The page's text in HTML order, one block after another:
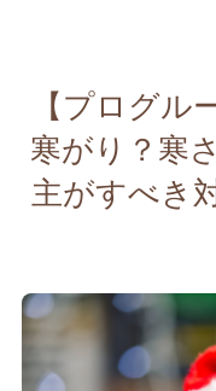
【プログル
寒がり？寒
主がすべき